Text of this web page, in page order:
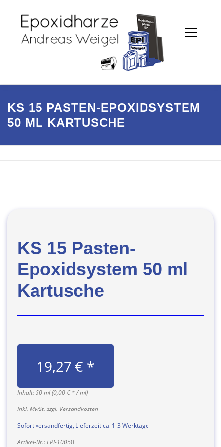
springen
Menü
PARTNER / REFERENZEN
KS 15 PASTEN-EPOXIDSYSTEM
50 ML KARTUSCHE
KS 15 Pasten-
Epoxidsystem 50 ml
Kartusche
19,27 € *
Inhalt: 50 ml (0,00 € * / ml)
inkl. MwSt. zzgl. Versandkosten
Sofort versandfertig, Lieferzeit ca. 1-3 Werktage
Artikel-Nr.: EPI-10050